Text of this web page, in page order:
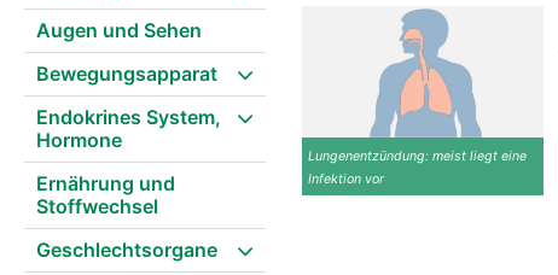
Augen und Sehen
Bewegungsapparat
Endokrines System,
Hormone
Ernährung und
Stoffwechsel
Geschlechtsorgane
Lungenentzündung: meist liegt eine
Infektion vor